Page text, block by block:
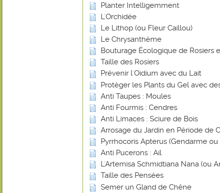
Planter Intelligemment
L'Orchidée
Le Lithop (ou Fleur Caillou)
Le Chrysanthème
Bouturage Écologique de Rosiers
Taille des Rosiers
Prévenir l'Oidium avec du Lait
Protèger les Plants du Gel avec
Anti Taupes : Moules
Anti Fourmis : Cendres
Anti Limaces : Sciure de Bois
Arrosage du Jardin en Période de
Pyrrhocoris Apterus (Gendarme ou
Anti Pucerons : Ail
L'Artemisa Schmidtiana Nana (ou
Taille des Pensées
Semer un Gland de Chêne